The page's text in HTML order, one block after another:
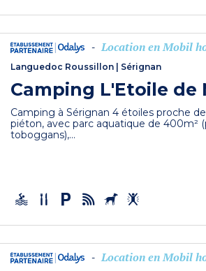
- Location en Mobil
Languedoc Roussillon Sérignan
Camping L'Etoile de
Camping à Sérignan 4 étoiles proche
piéton, avec parc aquatique de 400m²
toboggans),...
- Location en Mobil